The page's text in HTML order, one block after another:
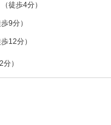
徒歩4分）
9分）
12分）
）